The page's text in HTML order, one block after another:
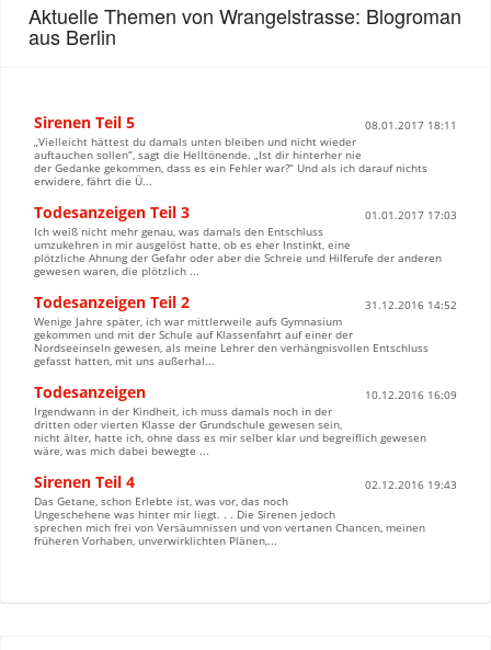
Aktuelle Themen von Wrangelstrasse: Blogroman
aus Berlin
Sirenen Teil 5
08.01.2017 18:11
„Vielleicht hättest du damals unten bleiben und nicht wieder
auftauchen sollen“, sagt die Helltönende. „Ist dir hinterher nie
der Gedanke gekommen, dass es ein Fehler war?“ Und als ich darauf nichts
erwidere, fährt die Ü...
Todesanzeigen Teil 3
01.01.2017 17:03
Ich weiß nicht mehr genau, was damals den Entschluss
umzukehren in mir ausgelöst hatte, ob es eher Instinkt, eine
plötzliche Ahnung der Gefahr oder aber die Schreie und Hilferufe der anderen
gewesen waren, die plötzlich ...
Todesanzeigen Teil 2
31.12.2016 14:52
Wenige Jahre später, ich war mittlerweile aufs Gymnasium
gekommen und mit der Schule auf Klassenfahrt auf einer der
Nordseeinseln gewesen, als meine Lehrer den verhängnisvollen Entschluss
gefasst hatten, mit uns außerhal...
Todesanzeigen
10.12.2016 16:09
Irgendwann in der Kindheit, ich muss damals noch in der
dritten oder vierten Klasse der Grundschule gewesen sein,
nicht älter, hatte ich, ohne dass es mir selber klar und begreiflich gewesen
wäre, was mich dabei bewegte ...
Sirenen Teil 4
02.12.2016 19:43
Das Getane, schon Erlebte ist, was vor, das noch
Ungeschehene was hinter mir liegt. . . Die Sirenen jedoch
sprechen mich frei von Versäumnissen und von vertanen Chancen, meinen
früheren Vorhaben, unverwirklichten Plänen,...